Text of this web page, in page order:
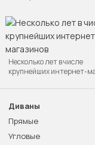
Несколько лет в числе
крупнейших интернет-
Диваны
Прямые
Угловые